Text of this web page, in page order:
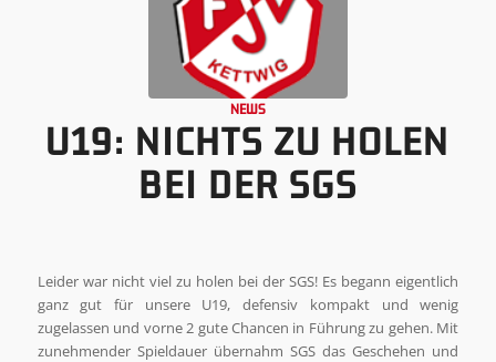
NEWS
U19: NICHTS ZU HOLEN
BEI DER SGS
Leider war nicht viel zu holen bei der SGS! Es begann eigentlich
ganz gut für unsere U19, defensiv kompakt und wenig
zugelassen und vorne 2 gute Chancen in Führung zu gehen. Mit
zunehmender Spieldauer übernahm SGS das Geschehen und